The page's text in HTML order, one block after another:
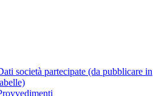
società partecipate (da pubblicare in